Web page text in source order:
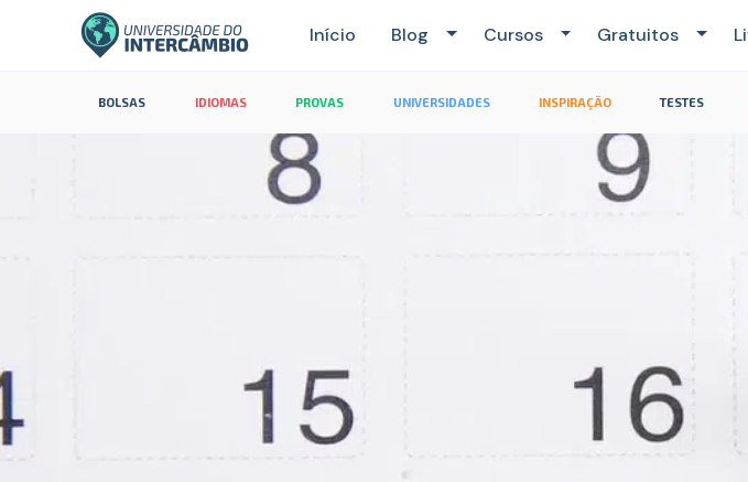
Início Blog Cursos Gratuitos
BOLSAS IDIOMAS PROVAS UNIVERSIDADES INSPIRAÇÃO TESTES